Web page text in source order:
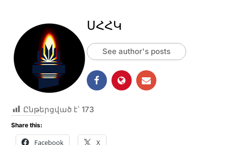
ՍՀՀԿ
See author's posts
Ընթերցված է՝ 173
Share this:
Facebook X